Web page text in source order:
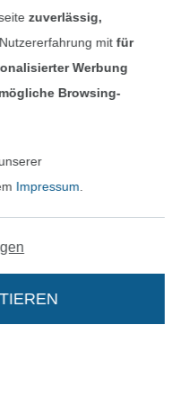
Warenkorb
(aktuell
zuverlässig,
mitfür
Werbung
Browsing-
Impressum